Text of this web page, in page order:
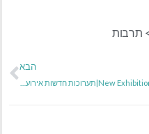
תרבות
הבא